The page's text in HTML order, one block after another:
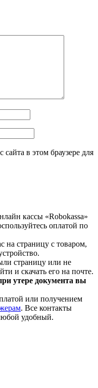
в этом браузере для
кассы «Robokassa»
оплатой по
на страницу с товаром,
страницу или не
и скачать его на почте.
утере документа вы
или получением
. Все контакты
удобный.